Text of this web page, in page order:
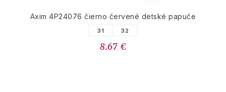
Axim 4P24076 čierno červené detské papuče
31 32
8.67 €